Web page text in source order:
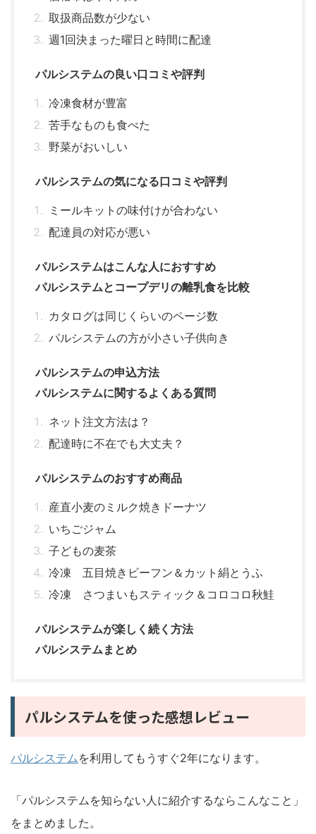
取扱商品数が少ない
週1回決まった曜日と時間に配達
パルシステムの良い口コミや評判
冷凍食材が豊富
苦手なものも食べた
野菜がおいしい
パルシステムの気になる口コミや評判
ミールキットの味付けが合わない
配達員の対応が悪い
パルシステムはこんな人におすすめ
パルシステムとコープデリの離乳食を比較
カタログは同じくらいのページ数
パルシステムの方が小さい子供向き
パルシステムの申込方法
パルシステムに関するよくある質問
ネット注文方法は？
配達時に不在でも大丈夫？
パルシステムのおすすめ商品
産直小麦のミルク焼きドーナツ
いちごジャム
子どもの麦茶
冷凍 五目焼きビーフン＆カット絹とうふ
冷凍 さつまいもスティック＆コロコロ秋鮭
パルシステムが楽しく続く方法
パルシステムまとめ
パルシステムを使った感想レビュー
パルシステムを利用してもうすぐ2年になります。
「パルシステムを知らない人に紹介するならこんなこと」
をまとめました。